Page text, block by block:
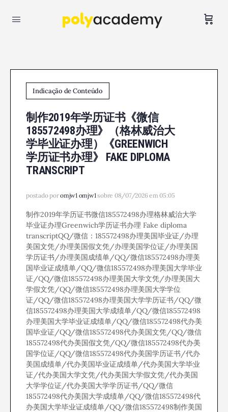
Indicação de Conteúdo
制作2019年学历证书《微信
185572498办理》（格林威治大
学毕业证办理）《GREENWICH
学历证书办理》 FAKE DIPLOMA
TRANSCRIPT
postado poromjw1 omjw1sobre 08/07/2026 em 05:05
制作2019年学历证书微信185572498办理格林威治大学
毕业证办理Greenwich学历证书办理 Fake diploma
transcriptQQ/微信：185572498办理美国毕业证/办理
美国文凭/办理美国假文凭/办理美国学位证/办理美国
学历证书/办理美国成绩单/QQ/微信185572498办理美
国毕业证成绩单/QQ/微信185572498办理美国大学毕业
证/QQ/微信185572498办理美国大学文凭/办理美国大
学假文凭/QQ/微信185572498办理美国大学学位
证/QQ/微信185572498办理美国大学学历证书/QQ/微
信185572498办理美国大学成绩单/QQ/微信185572498
办理美国大学毕业证成绩单/QQ/微信185572498代办美
国毕业证/QQ/微信185572498代办美国文凭/QQ/微信
185572498代办美国假文凭/QQ/微信185572498代办美
国学位证/QQ/微信185572498代办美国学历证书/代办
美国成绩单/代办美国毕业证成绩单/代办美国大学毕业
证/代办美国大学文凭/代办美国大学假文凭/代办美国
大学学位证/代办美国大学学历证书/QQ/微信
185572498代办美国大学成绩单/QQ/微信185572498代
办美国大学毕业证成绩单/QQ/微信185572498制作美国